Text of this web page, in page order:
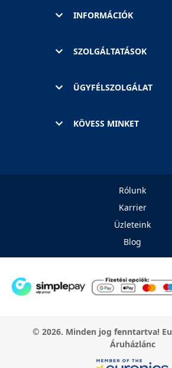
INFORMÁCIÓK
SZOLGÁLTATÁSOK
ÜGYFÉLSZOLGÁLAT
KÖVESS MINKET
Rólunk
Karrier
Üzleteink
Blog
© 2026. Minden jog fenntartva!
Áruházlánc